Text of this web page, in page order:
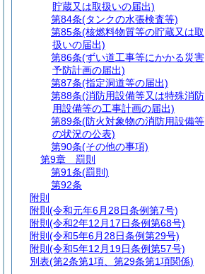
貯蔵又は取扱いの届出)
第84条(タンクの水張検査等)
第85条(核燃料物質等の貯蔵又は取
扱いの届出)
第86条(ずい道工事等にかかる災害
予防計画の届出)
第87条(指定洞道等の届出)
第88条(消防用設備等又は特殊消防
用設備等の工事計画の届出)
第89条(防火対象物の消防用設備等
の状況の公表)
第90条(その他の事項)
第9章
罰則
第91条(罰則)
第92条
附則
附則 (令和元年6月28日条例第7号)
附則 (令和2年12月17日条例第68号)
附則 (令和5年6月28日条例第29号)
附則 (令和5年12月19日条例第57号)
別表(第2条第1項、第29条第1項関係)